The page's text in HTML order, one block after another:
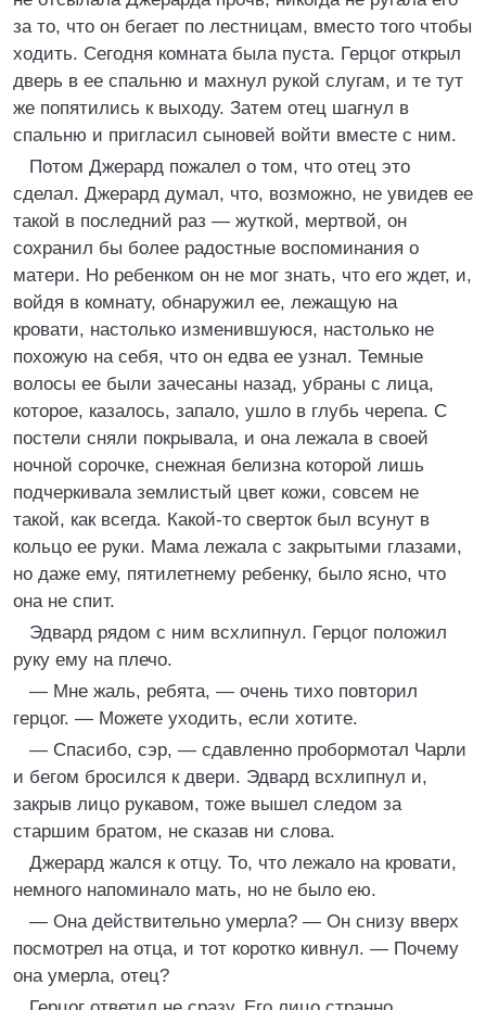
за то, что он бегает по лестницам, вместо того чтобы
ходить. Сегодня комната была пуста. Герцог открыл
дверь в ее спальню и махнул рукой слугам, и те тут
же попятились к выходу. Затем отец шагнул в
спальню и пригласил сыновей войти вместе с ним.
Потом Джерард пожалел о том, что отец это
сделал. Джерард думал, что, возможно, не увидев ее
такой в последний раз — жуткой, мертвой, он
сохранил бы более радостные воспоминания о
матери. Но ребенком он не мог знать, что его ждет, и,
войдя в комнату, обнаружил ее, лежащую на
кровати, настолько изменившуюся, настолько не
похожую на себя, что он едва ее узнал. Темные
волосы ее были зачесаны назад, убраны с лица,
которое, казалось, запало, ушло в глубь черепа. С
постели сняли покрывала, и она лежала в своей
ночной сорочке, снежная белизна которой лишь
подчеркивала землистый цвет кожи, совсем не
такой, как всегда. Какой-то сверток был всунут в
кольцо ее руки. Мама лежала с закрытыми глазами,
но даже ему, пятилетнему ребенку, было ясно, что
она не спит.
Эдвард рядом с ним всхлипнул. Герцог положил
руку ему на плечо.
— Мне жаль, ребята, — очень тихо повторил
герцог. — Можете уходить, если хотите.
— Спасибо, сэр, — сдавленно пробормотал Чарли
и бегом бросился к двери. Эдвард всхлипнул и,
закрыв лицо рукавом, тоже вышел следом за
старшим братом, не сказав ни слова.
Джерард жался к отцу. То, что лежало на кровати,
немного напоминало мать, но не было ею.
— Она действительно умерла? — Он снизу вверх
посмотрел на отца, и тот коротко кивнул. — Почему
она умерла, отец?